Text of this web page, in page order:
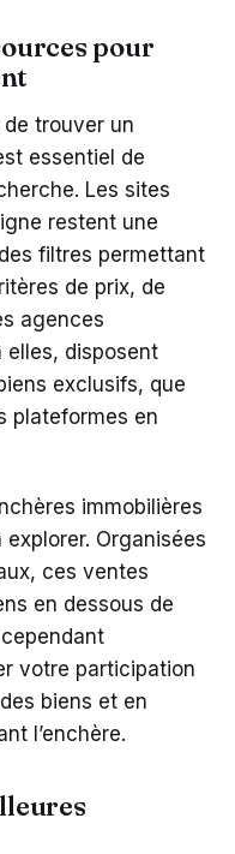
pour
trouver un
essentiel de
Les sites
restent une
filtres permettant
de prix, de
agences
elles, disposent
exclusifs, que
plateformes en
immobilières
Organisées
ces ventes
en dessous de
votre participation
biens et en
l’enchère.